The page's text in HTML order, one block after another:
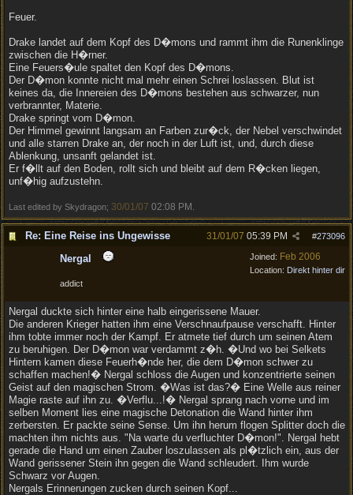
Feuer.
Drake landet auf dem Kopf des D�mons und rammt ihm die Runenklinge
zwischen die H�rner.
Eine Feuers�ule spaltet den Kopf des D�mons.
Der D�mon konnte nicht mal mehr einen Schrei loslassen. Blut ist
keines da, die Innereien des D�mons bestehen aus schwarzer, nun
verbrannter, Materie.
Drake springt vom D�mon.
Der Himmel gewinnt langsam an Farben zur�ck, der Nebel verschwindet
und alle starren Drake an, der noch in der Luft ist, und, durch diese
Ablenkung, unsanft gelandet ist.
Er f�llt auf den Boden, rollt sich und bleibt auf dem R�cken liegen,
unf�hig aufzustehn.
Last edited by Skydragon; 30/01/07 02:08 PM
Re: Eine Reise ins Ungewisse #273096
31/01/07 05:39 PM
Joined: Feb 2006
Location: Direkt hinter dir
Nergal
addict
Nergal duckte sich hinter eine halb eingerissene Mauer.
Die anderen Krieger hatten ihm eine Verschnaufpause verschafft. Hinter
ihm tobte immer noch der Kampf. Er atmete tief durch um seinen Atem
zu beruhigen. Der D�mon war verdammt z�h. �Und wo bei Selkets
Hintern kamen diese Feuerh�nde her, die dem D�mon schwer zu
schaffen machen!� Nergal schloss die Augen und konzentrierte seinen
Geist auf den magischen Strom. �Was ist das?� Eine Welle aus reiner
Magie raste auf ihn zu. �Verflu...!� Nergal sprang nach vorne und im
selben Moment lies eine magische Detonation die Wand hinter ihm
zerbersten. Er packte seine Sense. Um ihn herum flogen Splitter doch die
machten ihm nichts aus. "Na warte du verfluchter D�mon!". Nergal hebt
gerade die Hand um einen Zauber loszulassen als pl�tzlich ein, aus der
Wand gerissener Stein ihn gegen die Wand schleudert. Ihm wurde
Schwarz vor Augen.
Nergals Erinnerungen zucken durch seinen Kopf...